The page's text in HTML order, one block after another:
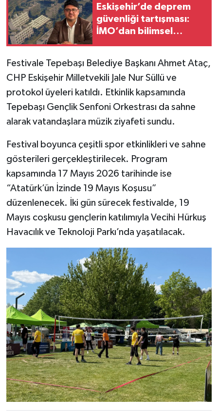
Eskişehir’de deprem
güvenliği tartışması:
İMO’dan bilimsel
Festivale Tepebaşı Belediye Başkanı Ahmet Ataç,
CHP Eskişehir Milletvekili Jale Nur Süllü ve
protokol üyeleri katıldı. Etkinlik kapsamında
Tepebaşı Gençlik Senfoni Orkestrası da sahne
alarak vatandaşlara müzik ziyafeti sundu.
Festival boyunca çeşitli spor etkinlikleri ve sahne
gösterileri gerçekleştirilecek. Program
kapsamında 17 Mayıs 2026 tarihinde ise
“Atatürk’ün İzinde 19 Mayıs Koşusu”
düzenlenecek. İki gün sürecek festivalde, 19
Mayıs coşkusu gençlerin katılımıyla Vecihi Hürkuş
Havacılık ve Teknoloji Parkı’nda yaşatılacak.